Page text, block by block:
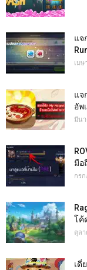
แจ
เมษ
แจ
อัพ
มีนา
มือ
กรก
โค้
ตุลา
เดี่